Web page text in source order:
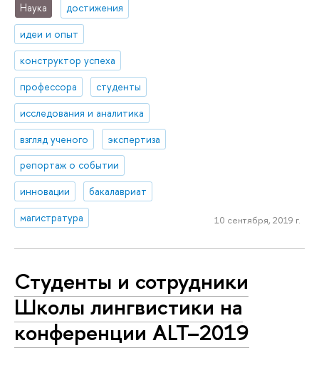
Наука
достижения
идеи и опыт
конструктор успеха
профессора
студенты
исследования и аналитика
взгляд ученого
экспертиза
репортаж о событии
инновации
бакалавриат
магистратура
10 сентября, 2019 г.
Студенты и сотрудники
Школы лингвистики на
конференции ALT–2019